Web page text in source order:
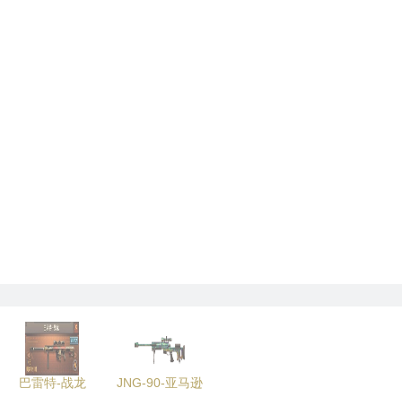
巴雷特-战龙 JNG-90-亚马逊